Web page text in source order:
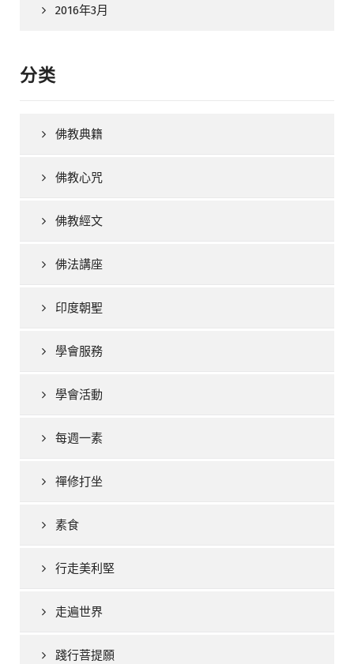
2016年3月
分类
佛教典籍
佛教心咒
佛教經文
佛法講座
印度朝聖
學會服務
學會活動
每週一素
禪修打坐
素食
行走美利堅
走遍世界
踐行菩提願